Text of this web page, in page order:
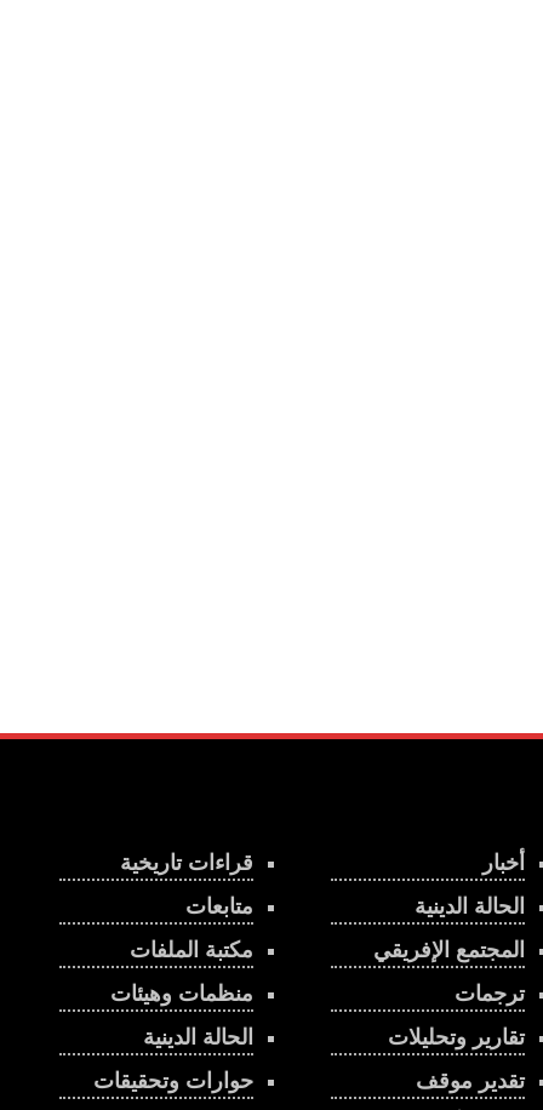
قراءات تاريخية
متابعات
مكتبة الملفات
منظمات وهيئات
الحالة الدينية
حوارات وتحقيقات
أخبار
الحالة الدينية
المجتمع الإفريقي
ترجمات
تقارير وتحليلات
تقدير موقف